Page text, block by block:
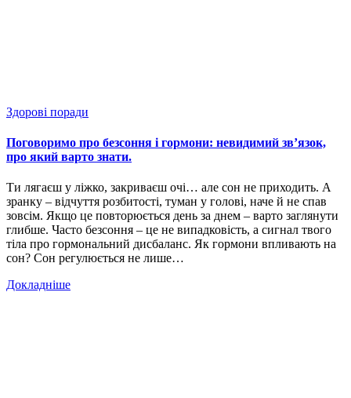
Здорові поради
Поговоримо про безсоння і гормони: невидимий зв’язок,
про який варто знати.
Ти лягаєш у ліжко, закриваєш очі… але сон не приходить. А
зранку – відчуття розбитості, туман у голові, наче й не спав
зовсім. Якщо це повторюється день за днем – варто заглянути
глибше. Часто безсоння – це не випадковість, а сигнал твого
тіла про гормональний дисбаланс. Як гормони впливають на
сон? Сон регулюється не лише…
Докладніше